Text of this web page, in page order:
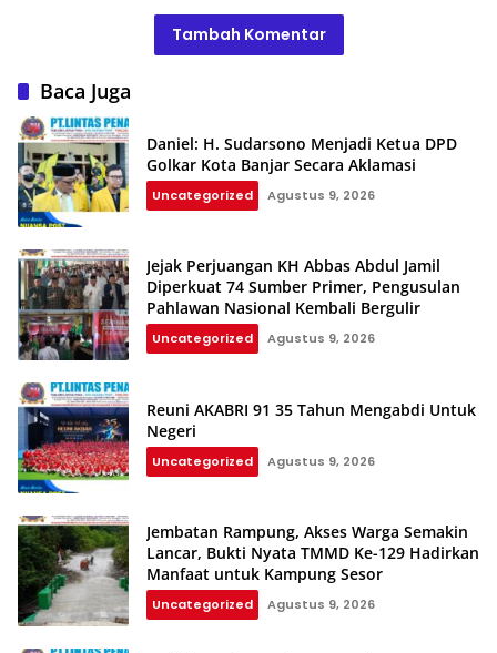
Tambah Komentar
Baca Juga
Daniel: H. Sudarsono Menjadi Ketua DPD
Golkar Kota Banjar Secara Aklamasi
Uncategorized Agustus 9, 2026
Jejak Perjuangan KH Abbas Abdul Jamil
Diperkuat 74 Sumber Primer, Pengusulan
Pahlawan Nasional Kembali Bergulir
Uncategorized Agustus 9, 2026
Reuni AKABRI 91 35 Tahun Mengabdi Untuk
Negeri
Uncategorized Agustus 9, 2026
Jembatan Rampung, Akses Warga Semakin
Lancar, Bukti Nyata TMMD Ke-129 Hadirkan
Manfaat untuk Kampung Sesor
Uncategorized Agustus 9, 2026